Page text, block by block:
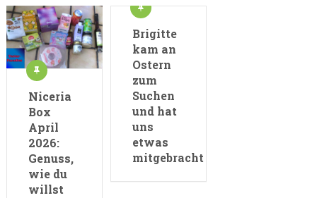
Niceria
Box
April
2026:
Genuss,
wie du
willst
Brigitte
kam an
Ostern
zum
Suchen
und hat
uns
etwas
mitgebracht